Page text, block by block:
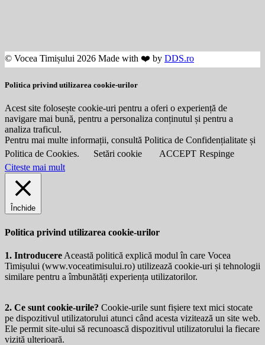
© Vocea Timișului 2026 Made with ❤️ by DDS.ro
Politica privind utilizarea cookie-urilor
Acest site folosește cookie-uri pentru a oferi o experiență de
navigare mai bună, pentru a personaliza conținutul și pentru a
analiza traficul.
Pentru mai multe informații, consultă Politica de Confidențialitate și
Politica de Cookies.
Setări cookie ACCEPT Respinge
Citeste mai mult
Închide
Politica privind utilizarea cookie-urilor
1. Introducere Această politică explică modul în care Vocea
Timișului (www.voceatimisului.ro) utilizează cookie-uri și tehnologii
similare pentru a îmbunătăți experiența utilizatorilor.
2. Ce sunt cookie-urile? Cookie-urile sunt fișiere text mici stocate
pe dispozitivul utilizatorului atunci când acesta vizitează un site web.
Ele permit site-ului să recunoască dispozitivul utilizatorului la fiecare
vizită ulterioară.